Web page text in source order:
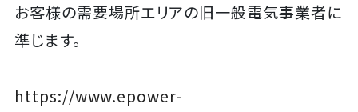
お客様の需要場所エリアの旧一般電気事業者に
準じます。
https://www.epower-